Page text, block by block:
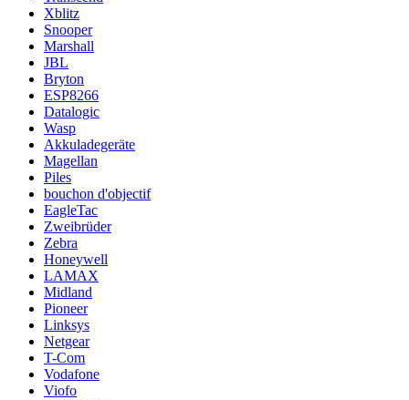
Xblitz
Snooper
Marshall
JBL
Bryton
ESP8266
Datalogic
Wasp
Akkuladegeräte
Magellan
Piles
bouchon d'objectif
EagleTac
Zweibrüder
Zebra
Honeywell
LAMAX
Midland
Pioneer
Linksys
Netgear
T-Com
Vodafone
Viofo